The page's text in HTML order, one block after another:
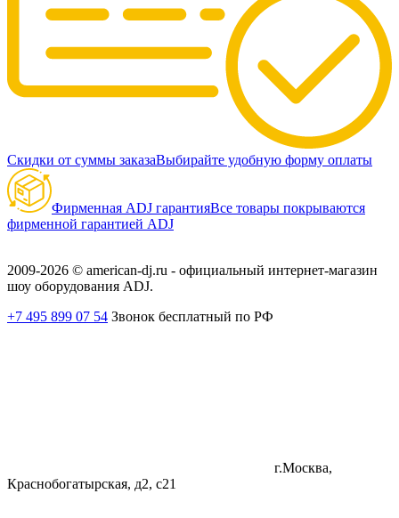
Скидки от суммы заказаВыбирайте удобную форму оплаты
Фирменная ADJ гарантияВсе товары покрываются
фирменной гарантией ADJ
2009-2026 © american-dj.ru - официальный интернет-магазин
шоу оборудования ADJ.
+7 495 899 07 54 Звонок бесплатный по РФ
г.Москва,
Краснобогатырская, д2, с21